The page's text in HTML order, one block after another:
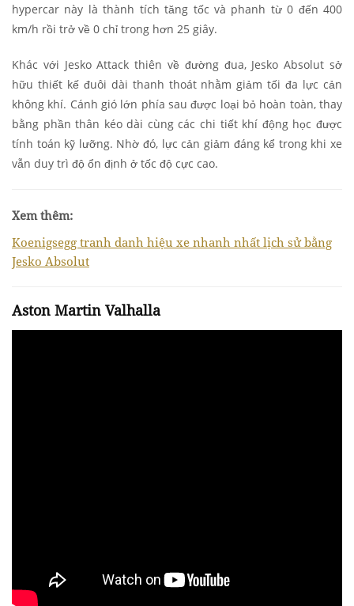
hypercar này là thành tích tăng tốc và phanh từ 0 đến 400
km/h rồi trở về 0 chỉ trong hơn 25 giây.
Khác với Jesko Attack thiên về đường đua, Jesko Absolut sở
hữu thiết kế đuôi dài thanh thoát nhằm giảm tối đa lực cản
không khí. Cánh gió lớn phía sau được loại bỏ hoàn toàn, thay
bằng phần thân kéo dài cùng các chi tiết khí động học được
tính toán kỹ lưỡng. Nhờ đó, lực cản giảm đáng kể trong khi xe
vẫn duy trì độ ổn định ở tốc độ cực cao.
Xem thêm:
Koenigsegg tranh danh hiệu xe nhanh nhất lịch sử bằng
Jesko Absolut
Aston Martin Valhalla